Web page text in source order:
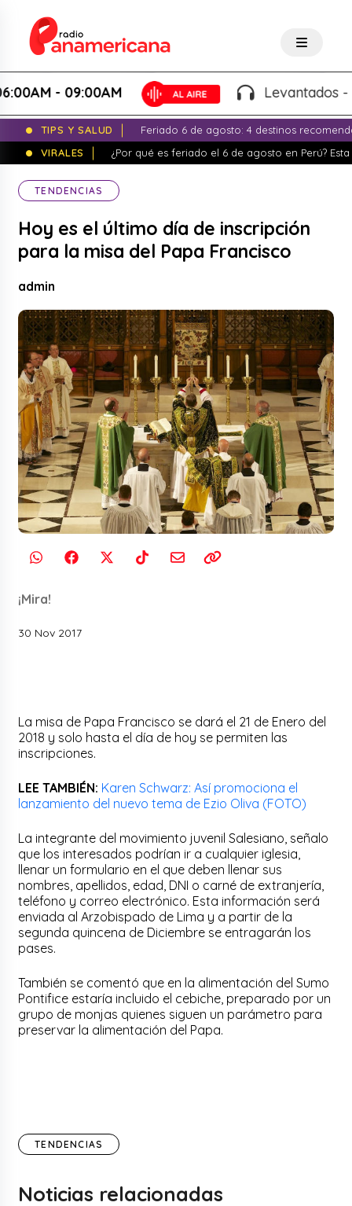
- 09:00AM Levantados -
TIPS Y SALUD
Feriado 6 de agosto: 4 destinos
VIRALES
¿Por qué es feriado el 6 de agosto en Perú?
TENDENCIAS
Hoy es el último día de inscripción
para la misa del Papa Francisco
admin
¡Mira!
30 Nov 2017
La misa de Papa Francisco se dará el 21 de Enero del
2018 y solo hasta el día de hoy se permiten las
inscripciones.
LEE TAMBIÉN: Karen Schwarz: Así promociona el
lanzamiento del nuevo tema de Ezio Oliva (FOTO)
La integrante del movimiento juvenil Salesiano, señalo
que los interesados podrían ir a cualquier iglesia,
llenar un formulario en el que deben llenar sus
nombres, apellidos, edad, DNI o carné de extranjería,
teléfono y correo electrónico. Esta información será
enviada al Arzobispado de Lima y a partir de la
segunda quincena de Diciembre se entragarán los
pases.
También se comentó que en la alimentación del Sumo
Pontifice estaría incluido el cebiche, preparado por un
grupo de monjas quienes siguen un parámetro para
preservar la alimentación del Papa.
TENDENCIAS
Noticias relacionadas